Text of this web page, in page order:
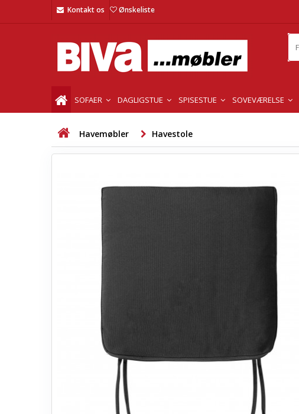
Kontakt os Ønskeliste
SOFAER DAGLIGSTUE SPISESTUE SOVEVÆRELSE
Havemøbler Havestole